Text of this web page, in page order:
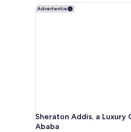
Advertentie
Sheraton Addis, a
Ababa
Sheraton Addis, a Luxury